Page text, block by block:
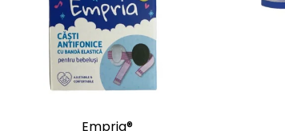
Empria®